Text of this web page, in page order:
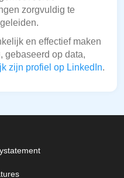
zorgvuldig te
en effectief maken
gebaseerd op data,
zijn profiel op LinkedIn.